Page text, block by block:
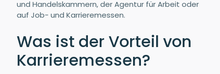
und Handelskammern, der Agentur für Arbeit oder
auf Job- und Karrieremessen.
Was ist der Vorteil von
Karrieremessen?